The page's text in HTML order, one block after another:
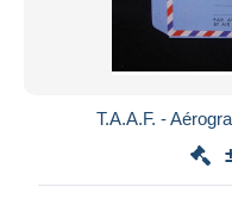
T.A.A.F. -